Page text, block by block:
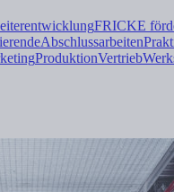
FRICKE
Abschlussarbeiten
ProduktionVertrieb